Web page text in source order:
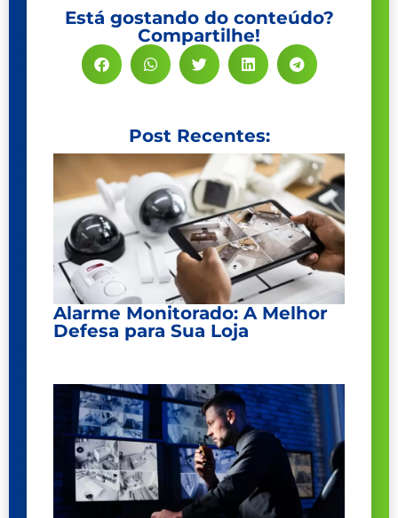
Está gostando do conteúdo?
Compartilhe!
Post Recentes:
Alarme Monitorado: A Melhor
Defesa para Sua Loja